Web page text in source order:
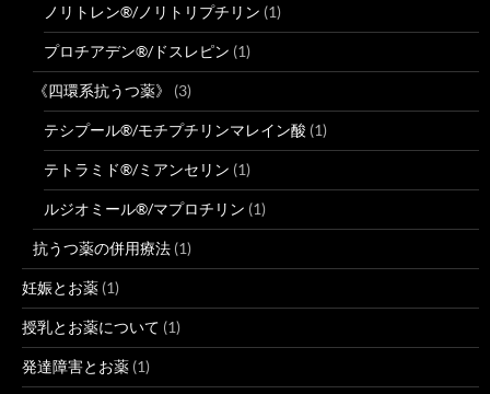
ノリトレン®/ノリトリプチリン (1)
プロチアデン®/ドスレピン (1)
《四環系抗うつ薬》 (3)
テシプール®/モチプチリンマレイン酸 (1)
テトラミド®/ミアンセリン (1)
ルジオミール®/マプロチリン (1)
抗うつ薬の併用療法 (1)
妊娠とお薬 (1)
授乳とお薬について (1)
発達障害とお薬 (1)